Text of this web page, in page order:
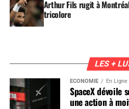
Arthur Fils rugit à
tricolore
LES +
ÉCONOMIE En
SpaceX dévoile
une action à